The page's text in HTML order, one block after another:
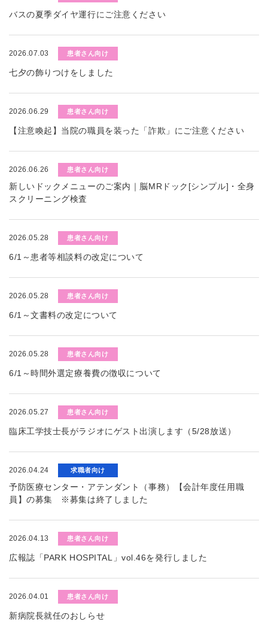
バスの夏季ダイヤ運行にご注意ください
2026.07.03 患者さん向け
七夕の飾りつけをしました
2026.06.29 患者さん向け
【注意喚起】当院の職員を装った「詐欺」にご注意ください
2026.06.26 患者さん向け
新しいドックメニューのご案内｜脳MRドック[シンプル]・全身
スクリーニング検査
2026.05.28 患者さん向け
6/1～患者等相談料の改定について
2026.05.28 患者さん向け
6/1～文書料の改定について
2026.05.28 患者さん向け
6/1～時間外選定療養費の徴収について
2026.05.27 患者さん向け
臨床工学技士長がラジオにゲスト出演します（5/28放送）
2026.04.24 求職者向け
予防医療センター・アテンダント（事務）【会計年度任用職
員】の募集 ※募集は終了しました
2026.04.13 患者さん向け
広報誌「PARK HOSPITAL」vol.46を発行しました
2026.04.01 患者さん向け
新病院長就任のおしらせ